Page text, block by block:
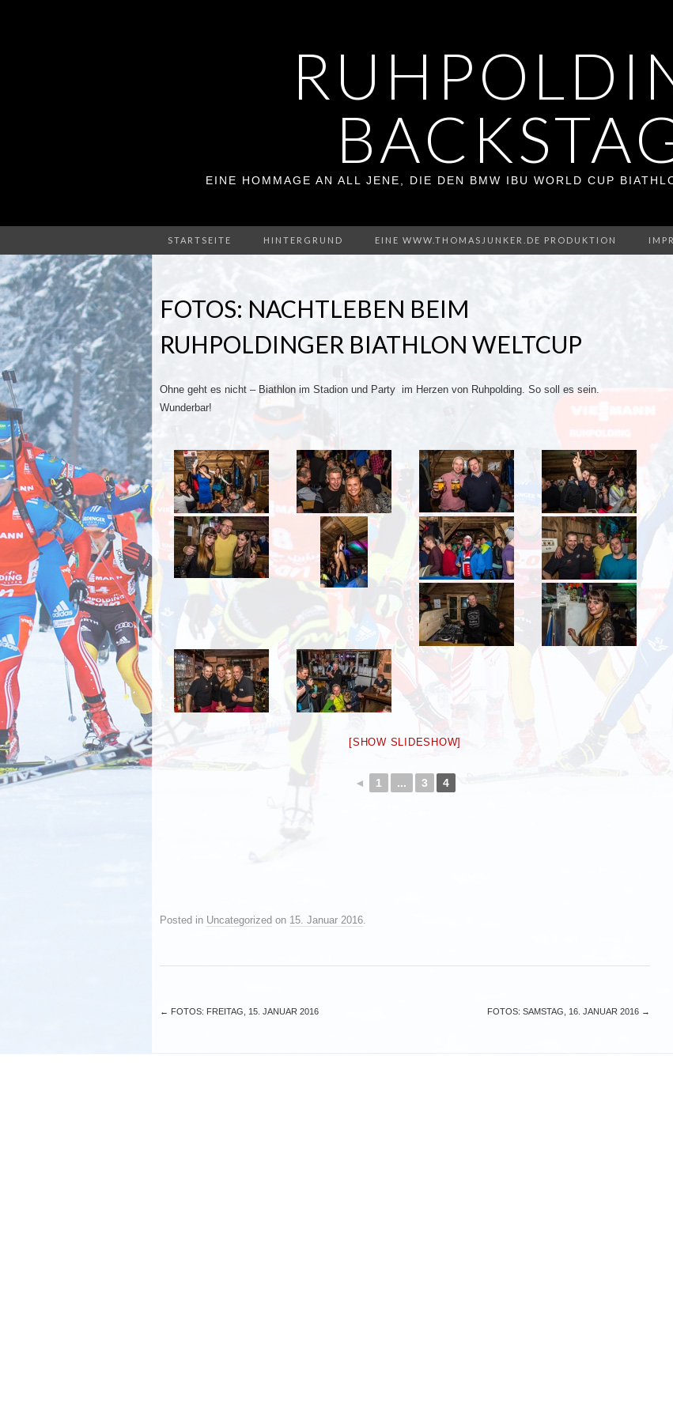
EINE HOMMAGE AN ALL JENE, DIE DEN BMW IBU WORLD CUP
STARTSEITE HINTERGRUND EINE WWW.THOMASJUNKER.DE PRODUKTION
FOTOS: NACHTLEBEN BEIM
RUHPOLDINGER BIATHLON WELTCUP
Ohne geht es nicht – Biathlon im Stadion und Party im Herzen von Ruhpolding. So soll es sein.
Wunderbar!
[SHOW SLIDESHOW]
◄ 1 ... 3 4
Posted in Uncategorized on 15. Januar 2016.
← FOTOS: FREITAG, 15. JANUAR 2016 FOTOS: SAMSTAG, 16. JANUAR 2016 →